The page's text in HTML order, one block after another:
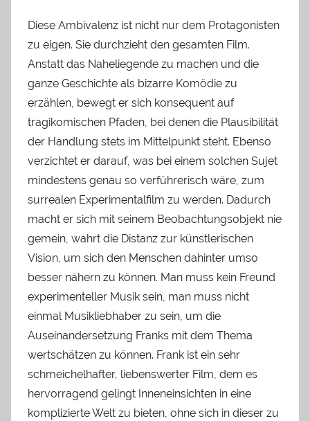
Diese Ambivalenz ist nicht nur dem Protagonisten
zu eigen. Sie durchzieht den gesamten Film.
Anstatt das Naheliegende zu machen und die
ganze Geschichte als bizarre Komödie zu
erzählen, bewegt er sich konsequent auf
tragikomischen Pfaden, bei denen die Plausibilität
der Handlung stets im Mittelpunkt steht. Ebenso
verzichtet er darauf, was bei einem solchen Sujet
mindestens genau so verführerisch wäre, zum
surrealen Experimentalfilm zu werden. Dadurch
macht er sich mit seinem Beobachtungsobjekt nie
gemein, wahrt die Distanz zur künstlerischen
Vision, um sich den Menschen dahinter umso
besser nähern zu können. Man muss kein Freund
experimenteller Musik sein, man muss nicht
einmal Musikliebhaber zu sein, um die
Auseinandersetzung Franks mit dem Thema
wertschätzen zu können. Frank ist ein sehr
schmeichelhafter, liebenswerter Film, dem es
hervorragend gelingt Inneneinsichten in eine
komplizierte Welt zu bieten, ohne sich in dieser zu